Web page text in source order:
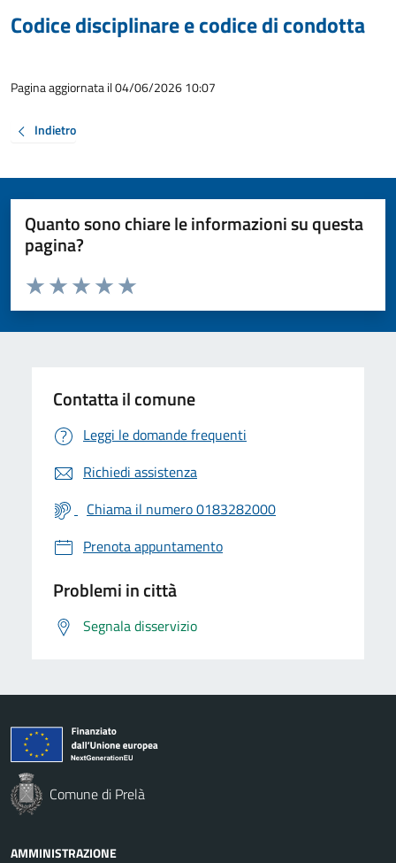
Codice disciplinare e codice di condotta
Pagina aggiornata il 04/06/2026 10:07
Indietro
Quanto sono chiare le informazioni su questa
pagina?
Valuta da 1 a 5 stelle la pagina
Valuta 5 stelle su 5
Valuta 4 stelle su 5
Valuta 3 stelle su 5
Valuta 2 stelle su 5
Valuta 1 stelle su 5
Contatta il comune
Leggi le domande frequenti
Richiedi assistenza
Chiama il numero 0183282000
Prenota appuntamento
Problemi in città
Segnala disservizio
Comune di Prelà
AMMINISTRAZIONE